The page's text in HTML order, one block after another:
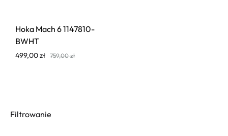
Hoka Mach 6 1147810-
BWHT
499,00zł 759,00zł
Filtrowanie